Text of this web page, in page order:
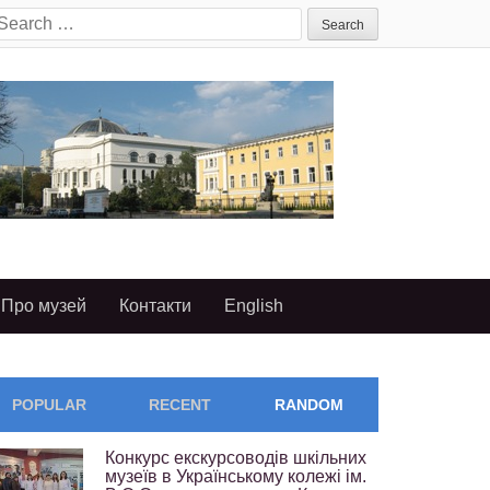
Про музей Контакти English
POPULAR RECENT RANDOM
Конкурс екскурсоводів шкільних
музеїв в Українському колежі ім.